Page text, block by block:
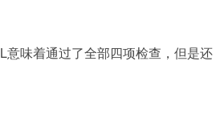
味着通过了全部四项检查，但是还